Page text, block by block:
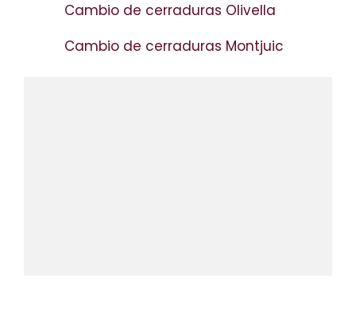
Cambio de cerraduras Olivella
Cambio de cerraduras Montjuic